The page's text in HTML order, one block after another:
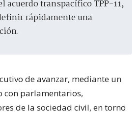
acuerdo transpacífico TPP-11,
rápidamente una
de avanzar, mediante un
con parlamentarios,
de la sociedad civil, en torno